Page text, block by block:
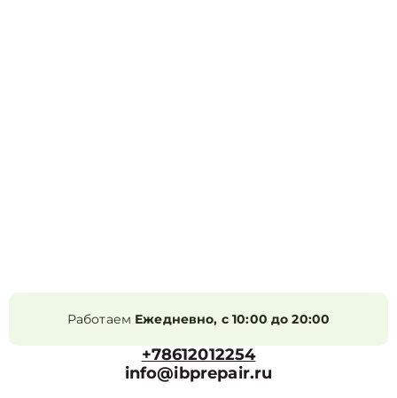
Работаем Ежедневно, с 10:00 до 20:00
+78612012254
info@ibprepair.ru